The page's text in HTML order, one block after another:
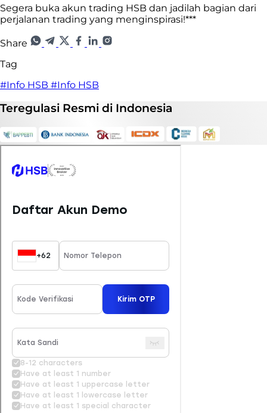
Segera buka akun trading HSB dan jadilah bagian dari
perjalanan trading yang menginspirasi!***
Share
Tag
#Info HSB #Info HSB
Teregulasi Resmi di Indonesia